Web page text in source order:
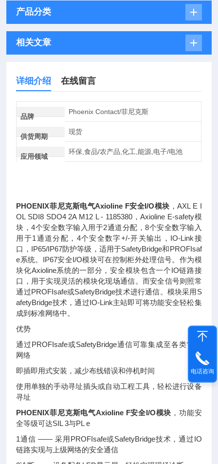
产品分类
相关文章
详细介绍 在线留言
品牌
Phoenix Contact/菲尼克斯
供货周期
现货
应用领域
环保,食品/农产品,化工,能源,电子/电池
PHOENIX菲尼克斯电气Axioline F安全I/O模块 ，AXL E I
OL SDI8 SDO4 2A M12 L - 1185380，Axioline E-safety模
块，4个安全数字输入用于2通道分配，8个安全数字输入
用于1通道分配，4个安全数字+/-开关输出，IO-Link接
口，IP65/IP67防护等级，适用于SafetyBridge和PROFIsaf
e系统。IP67安全I/O模块可在控制柜外处理信号。作为模
块化Axioline系统的一部分，安全模块包含一个IO链路接
口，用于实现灵活的模块化现场通信。而安全信号则照常
通过PROFIsafe或SafetyBridge技术进行通信。模块采用S
afetyBridge技术，通过IO-Link主站即可将功能安全轻松集
成到标准网络中。
优势
通过PROFIsafe或SafetyBridge通信可靠集成至各类常用
网络
即插即用式安装，减少布线错误和停机时间
使用单独的手动寻址插头或自动工程工具，轻松进行设备
寻址
PHOENIX菲尼克斯电气Axioline F安全I/O模块 ，功能安
全等级可达SIL 3与PL e
1通信 —— 采用PROFIsafe或SafetyBridge技术，通过IO
链路实现与上级网络的安全通信
电话咨询